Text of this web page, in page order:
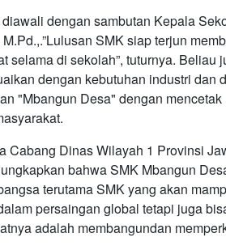
dengan sambutan Kepala
SMK siap terjun
selama di sekolah”, tuturnya.
dengan kebutuhan industri dan
"Mbangun Desa" dengan
Cabang Dinas Wilayah 1 Provinsi
bahwa SMK Mbangun
terutama SMK yang akan
persaingan global tetapi juga
adalah membangundan